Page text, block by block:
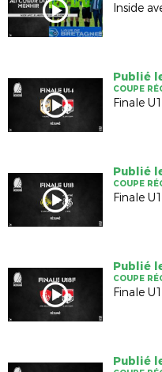
Publié
COUPE
Publié
COUPE
Publié
COUPE
Publié